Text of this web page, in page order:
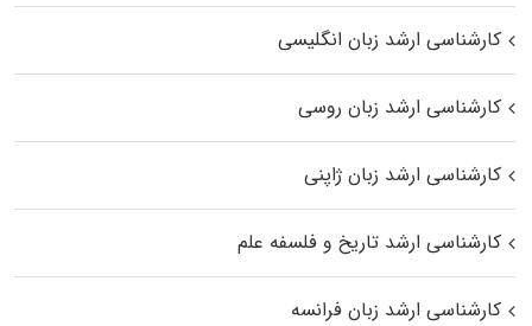
کارشناسی ارشد زبان انگلیسی
کارشناسی ارشد زبان روسی
کارشناسی ارشد زبان ژاپنی
کارشناسی ارشد تاریخ و فلسفه علم
کارشناسی ارشد زبان فرانسه